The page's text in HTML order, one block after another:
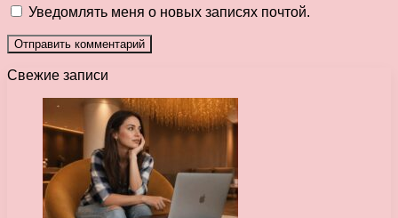
Уведомлять меня о новых записях почтой.
Свежие записи